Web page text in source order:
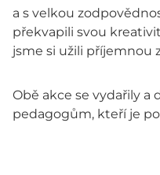
a s velkou
překvapili svou
jsme si užili příjemnou
Obě akce se vydařily a
pedagogům, kteří je